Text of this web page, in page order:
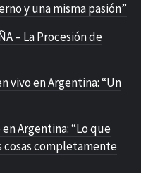
y una misma pasión”
– La Procesión de
vivo en Argentina: “Un
en Argentina: “Lo que
cosas completamente